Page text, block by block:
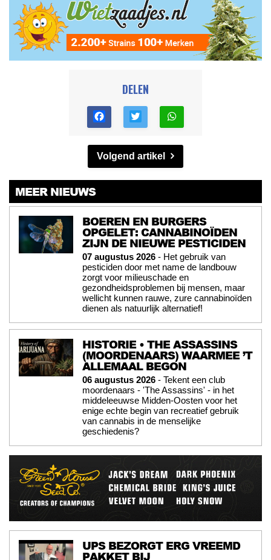
DELEN
Volgend artikel
MEER NIEUWS
BOEREN EN BURGERS
OPGELET: CANNABINOÏDEN
ZIJN DE NIEUWE PESTICIDEN
07 augustus 2026 - Het gebruik van
pesticiden door met name de landbouw
zorgt voor milieuschade en
gezondheidsproblemen bij mensen, maar
wellicht kunnen rauwe, zure cannabinoïden
dienen als natuurlijk alternatief!
HISTORIE • THE ASSASSINS
(MOORDENAARS) WAARMEE ’T
ALLEMAAL BEGON
06 augustus 2026 - Tekent een club
moordenaars - 'The Assassins' - in het
middeleeuwse Midden-Oosten voor het
enige echte begin van recreatief gebruik
van cannabis in de menselijke
geschiedenis?
UPS BEZORGT ERG VREEMD
PAKKET BIJ